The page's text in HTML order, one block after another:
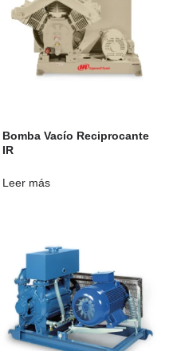
Bomba Vacío Reciprocante
IR
Leer más